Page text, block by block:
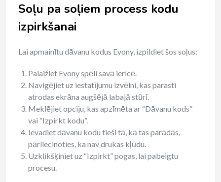
Soļu pa soļiem process kodu
izpirkšanai
Lai apmainītu dāvanu kodus Evony, izpildiet šos soļus:
Palaižiet Evony spēli savā ierīcē.
Navigējiet uz iestatījumu izvēlni, kas parasti
atrodas ekrāna augšējā labajā stūrī.
Meklējiet opciju, kas apzīmēta ar “Dāvanu kods”
vai “Izpirkt kodu”.
Ievadiet dāvanu kodu tieši tā, kā tas parādās,
pārliecinoties, ka nav drukas kļūdu.
Uzklikšķiniet uz “Izpirkt” pogas, lai pabeigtu
procesu.